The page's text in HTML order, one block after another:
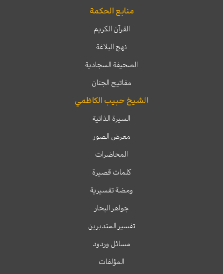
منابع الحكمة
القرآن الكريم
نهج البلاغة
الصحيفة السجادية
مفاتيح الجنان
الشيخ حبيب الكاظمي
السيرة الذاتية
معرض الصور
المحاضرات
كلمات قصيرة
ومضة تفسيرية
جواهر البحار
تفسير المتدبرين
مسائل وردود
المؤلفات